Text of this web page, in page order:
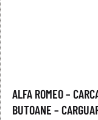
ALFA ROMEO –
BUTOANE –